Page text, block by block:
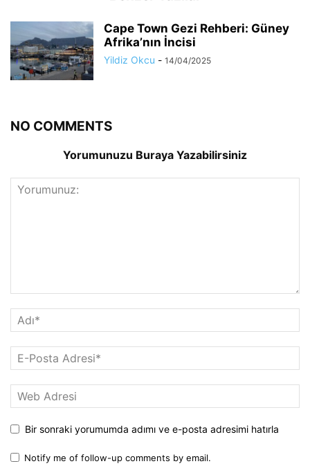
Cape Town Gezi Rehberi: Güney
Afrika’nın İncisi
Yildiz Okcu - 14/04/2025
NO COMMENTS
Yorumunuzu Buraya Yazabilirsiniz
Bir sonraki yorumumda adımı ve e-posta adresimi hatırla
Notify me of follow-up comments by email.